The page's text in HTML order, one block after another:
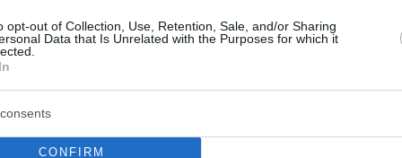
opt-out of Collection, Use, Retention, Sale, and/or Sharing
Data that Is Unrelated with the Purposes for which it
CONFIRM